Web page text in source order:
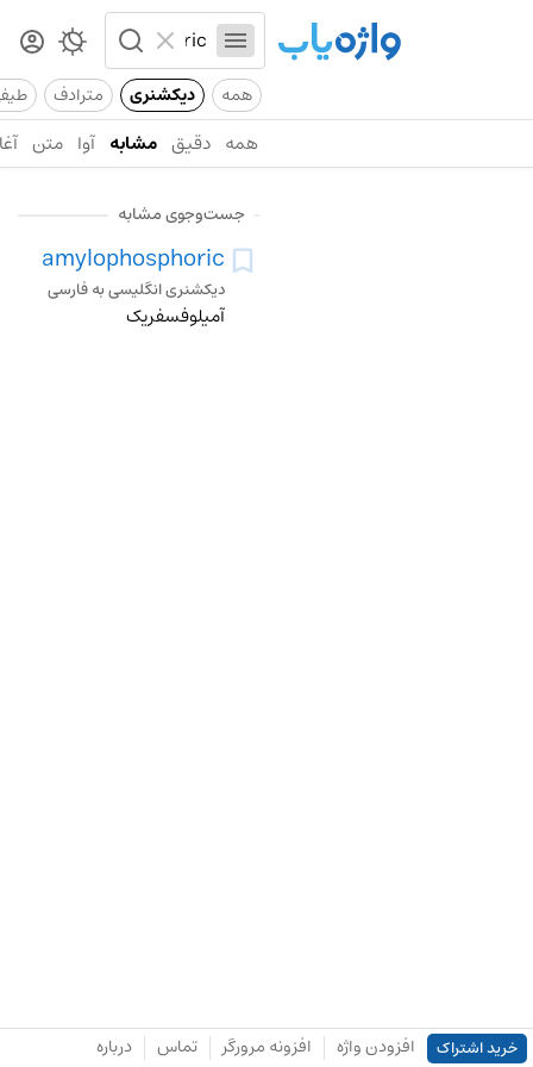
همه دیکشنری مترادف
همه دقیق مشابه آوا متن
جست‌وجوی مشابه
amylophosphoric
دیکشنری انگلیسی به فارسی
آمیلوفسفریک
خرید اشتراک افزودن واژه افزونه مرورگر تماس درباره